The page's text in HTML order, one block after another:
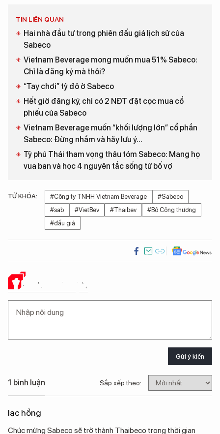
TIN LIÊN QUAN
Hai nhà đầu tư trong phiên đấu giá lịch sử của
Sabeco
Vietnam Beverage mong muốn mua 51% Sabeco:
Chỉ là đăng ký mà thôi?
“Tay chơi” tỷ đô ở Sabeco
Hết giờ đăng ký, chỉ có 2 NĐT đặt cọc mua cổ
phiếu của Sabeco
Vietnam Beverage muốn “khối lượng lớn” cổ phần
Sabeco: Đừng nhầm và hãy lưu ý...
Tỷ phú Thái tham vọng thâu tóm Sabeco: Mang họ
vua ban và học 4 nguyên tắc sống từ bố vợ
TỪ KHÓA: #Công ty TNHH Vietnam Beverage
#Sabeco
#sab
#VietBev #Thaibev
#Bộ Công thương
#đấu giá
Ý KIẾN CỦA BẠN
Gửi ý kiến
1 bình luận Sắp xếp theo:
lạc hồng
Chúc mừng Sabeco sẽ trở thành Thaibeco trong thời gian